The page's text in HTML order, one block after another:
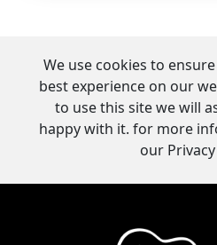
We use cookies to
best experience on our
to use this site we will
happy with it. for more
our